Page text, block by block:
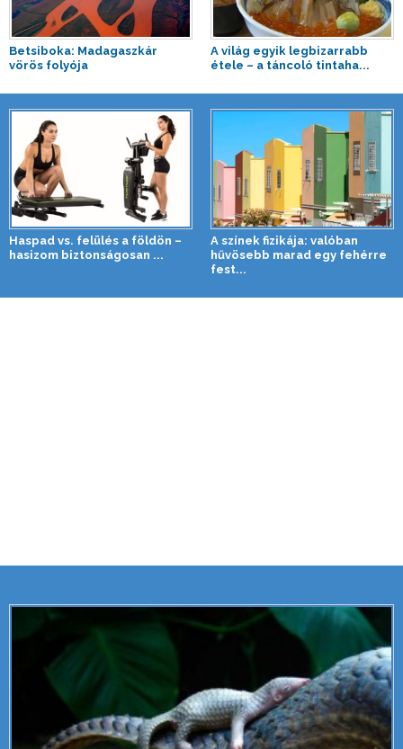
Betsiboka: Madagaszkár
vörös folyója
A világ egyik legbizarrabb
étele – a táncoló tintaha...
Haspad vs. felülés a földön –
hasizom biztonságosan ...
A színek fizikája: valóban
hűvösebb marad egy fehérre
fest...